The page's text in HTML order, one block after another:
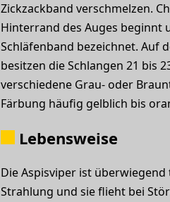
Zickzackband verschmelzen.
Hinterrand des Auges beginnt
Schläfenband bezeichnet. Auf
besitzen die Schlangen 21 bis
verschiedene Grau- oder
Färbung häufig gelblich bis
Lebensweise
Die Aspisviper ist
Strahlung und sie flieht bei